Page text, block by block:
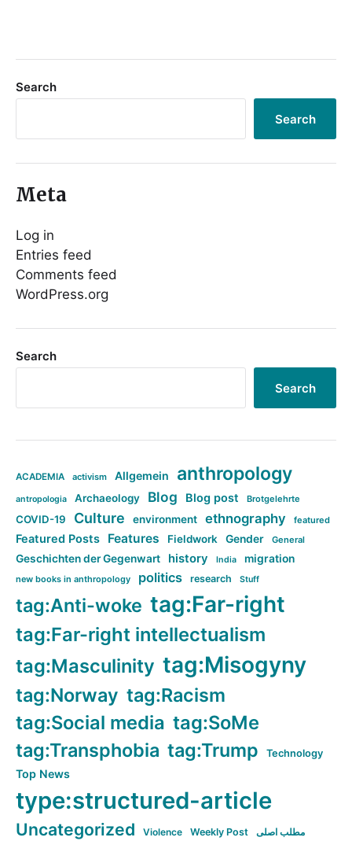
Search
Search
Meta
Log in
Entries feed
Comments feed
WordPress.org
Search
Search
ACADEMIA activism Allgemein anthropology
antropologia Archaeology Blog Blog post Brotgelehrte
COVID-19 Culture environment ethnography featured
Featured Posts Features Fieldwork Gender General
Geschichten der Gegenwart history India migration
new books in anthropology politics research Stuff
tag:Anti-woke tag:Far-right
tag:Far-right intellectualism
tag:Masculinity tag:Misogyny
tag:Norway tag:Racism
tag:Social media tag:SoMe
tag:Transphobia tag:Trump Technology
Top News
type:structured-article
Uncategorized Violence Weekly Post مطلب اصلی